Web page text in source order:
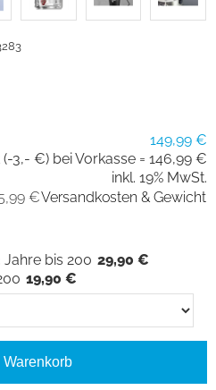
149,99 €
3,- €) bei Vorkasse = 146,99 €
inkl. 19% MwSt.
€Versandkosten & Gewicht
bis 200 29,90 €
19,90 €
Warenkorb